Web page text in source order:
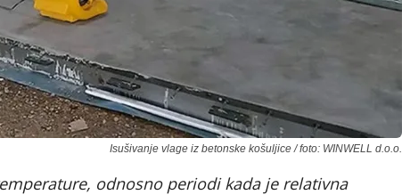
Isušivanje vlage iz betonske košuljice / foto: WINWELL d.o.o.
odnosno periodi kada je relativna